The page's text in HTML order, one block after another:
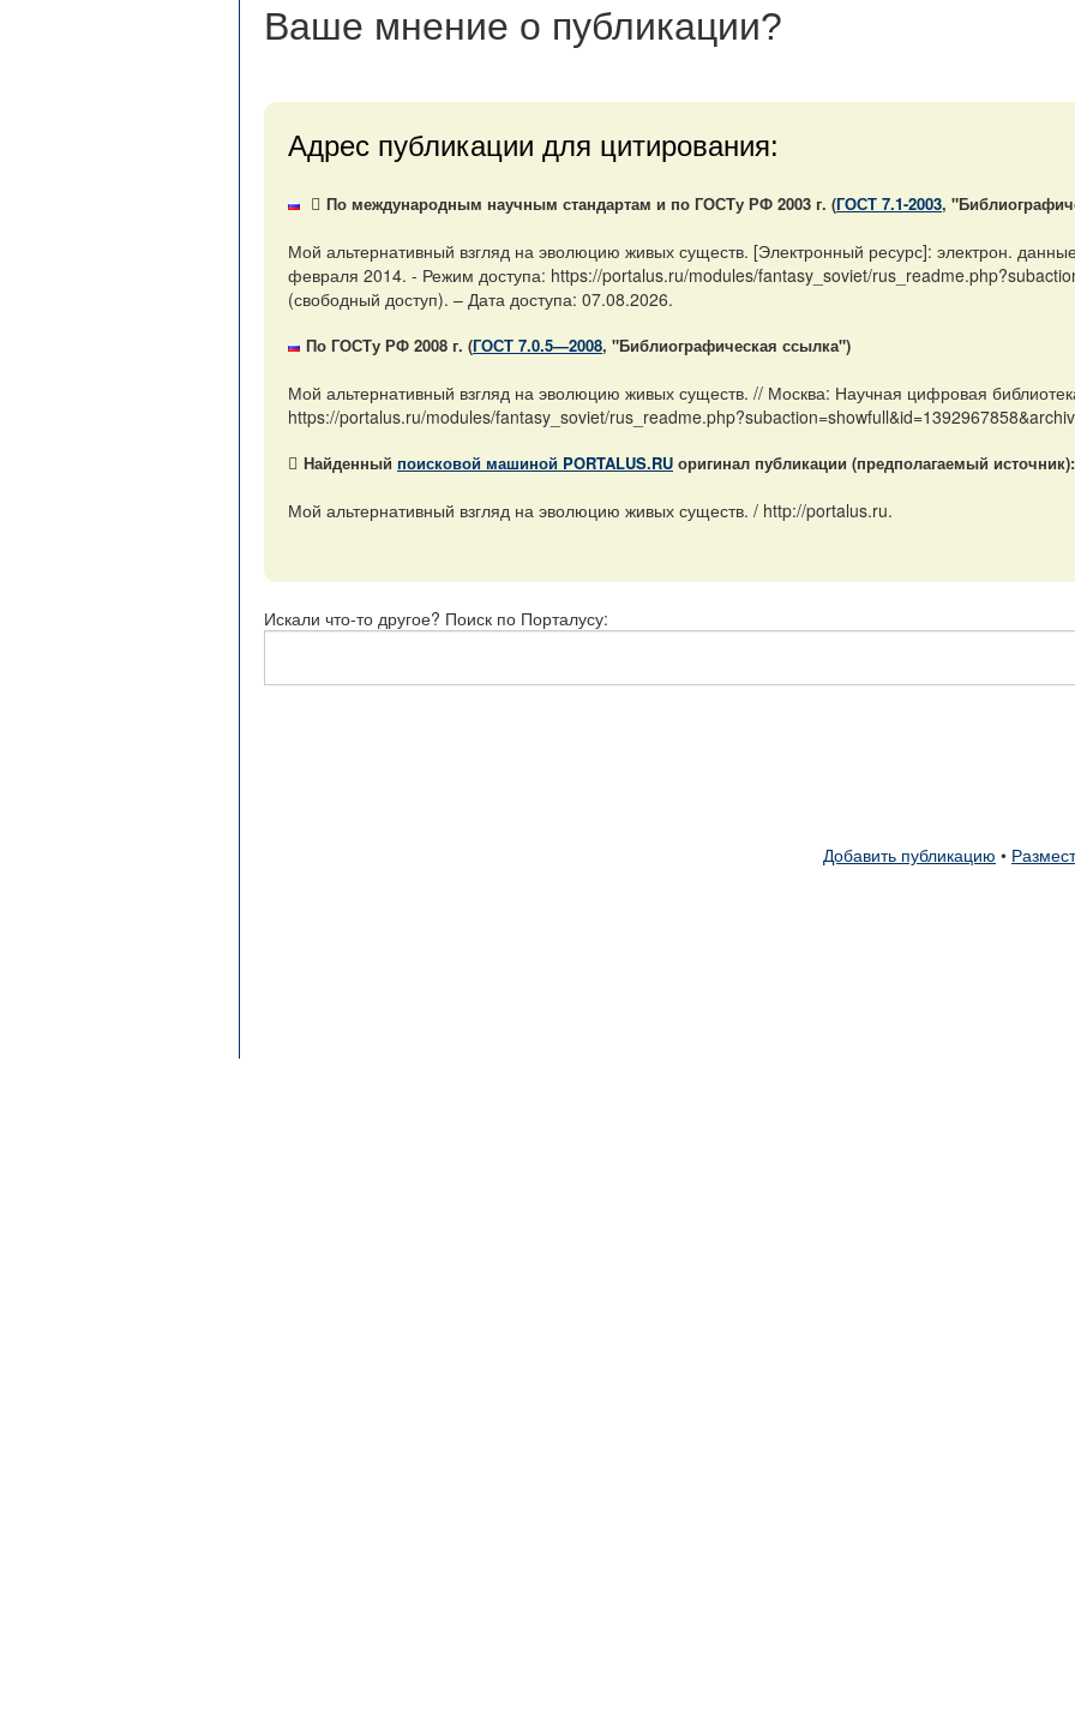
Ваше мнение о публикации?
Адрес публикации для цитирования:
По международным научным стандартам и по ГОСТу РФ 2003 г. (ГОСТ 7.1-2003,
Мой альтернативный взгляд на эволюцию живых существ. [Электронный ресурс]: электрон.
февраля 2014. - Режим доступа: https://portalus.ru/modules/fantasy_soviet/
(свободный доступ). – Дата доступа: 07.08.2026.
По ГОСТу РФ 2008 г. (ГОСТ 7.0.5—2008, "Библиографическая ссылка")
Мой альтернативный взгляд на эволюцию живых существ. // Москва: Научная цифровая
https://portalus.ru/modules/fantasy_soviet/
Найденный поисковой машиной PORTALUS.RU оригинал публикации (предполагаемый источник):
Мой альтернативный взгляд на эволюцию живых существ. / http://portalus.ru.
Искали что-то другое? Поиск по Порталусу:
Добавить публикацию •